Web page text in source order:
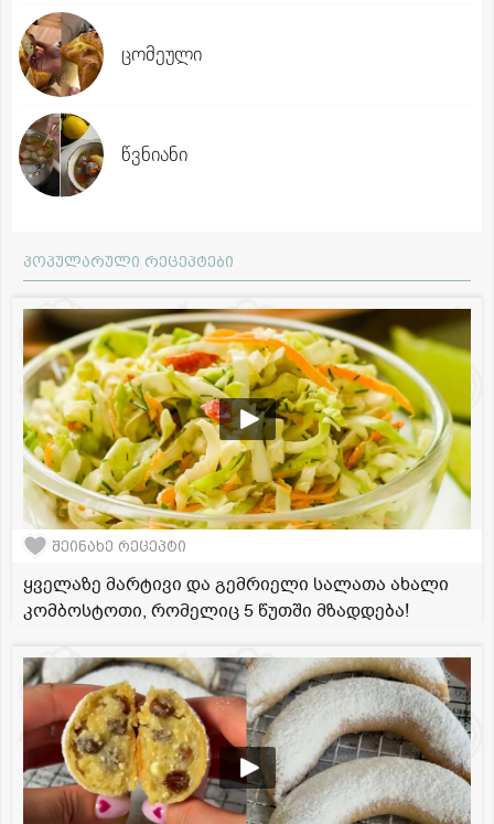
ცომეული
წვნიანი
პოპულარული რეცეპტები
შეინახე რეცეპტი
ყველაზე მარტივი და გემრიელი სალათა ახალი
კომბოსტოთი, რომელიც 5 წუთში მზადდება!